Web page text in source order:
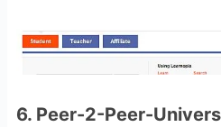
6. Peer-2-Peer-